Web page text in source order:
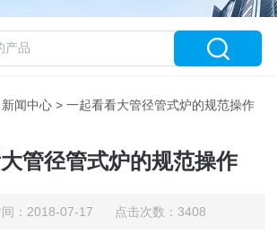
新闻中心 > 一起看看大管径管式炉的规范操作
管径管式炉的规范操作
间：2018-07-17 点击次数：3408